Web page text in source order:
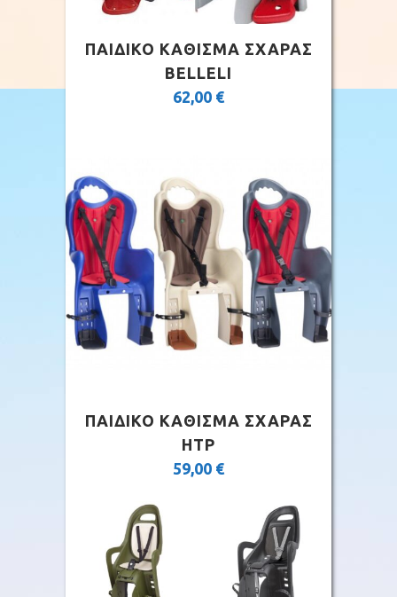
ΠΑΙΔΙΚΟ ΚΑΘΙΣΜΑ ΣΧΑΡΑΣ
BELLELI
62,00 €
ΠΑΙΔΙΚΟ ΚΑΘΙΣΜΑ ΣΧΑΡΑΣ
HTP
59,00 €